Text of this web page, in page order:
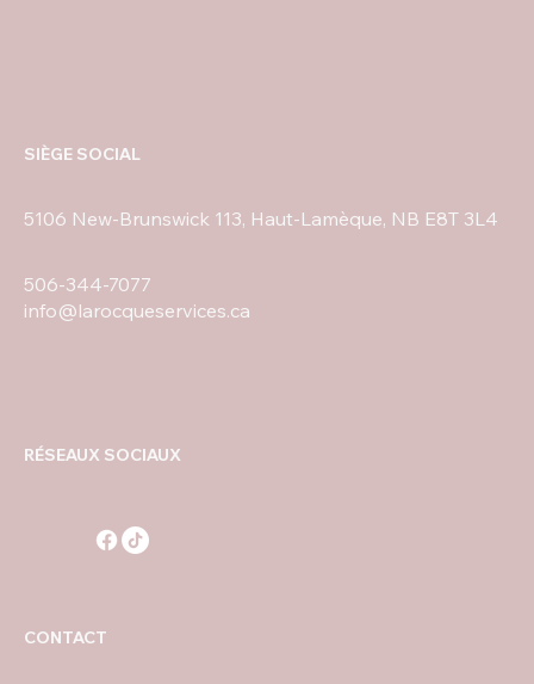
506-344-7077
info@larocqueservices.ca
5106 New-Brunswick 113, Haut-Lamèque, NB E8T 3L4
SIÈGE SOCIAL
RÉSEAUX SOCIAUX
CONTACT